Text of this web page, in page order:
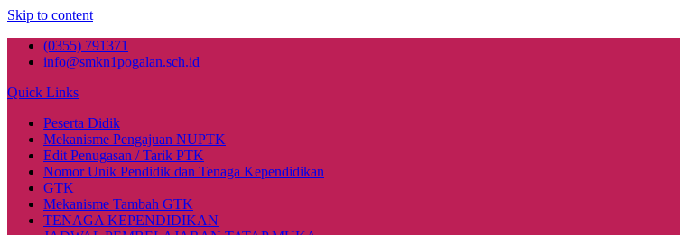
Skip to content
(0355) 791371
info@smkn1pogalan.sch.id
Quick Links
Peserta Didik
Mekanisme Pengajuan NUPTK
Edit Penugasan / Tarik PTK
Nomor Unik Pendidik dan Tenaga Kependidikan
GTK
Mekanisme Tambah GTK
TENAGA KEPENDIDIKAN